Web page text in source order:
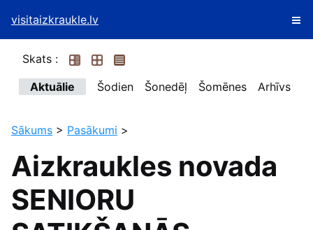
visitaizkraukle.lv
Skats :
Aktuālie
Šodien Šonedēļ Šomēnes Arhīvs
Sākums > Pasākumi >
Aizkraukles novada
SENIORU